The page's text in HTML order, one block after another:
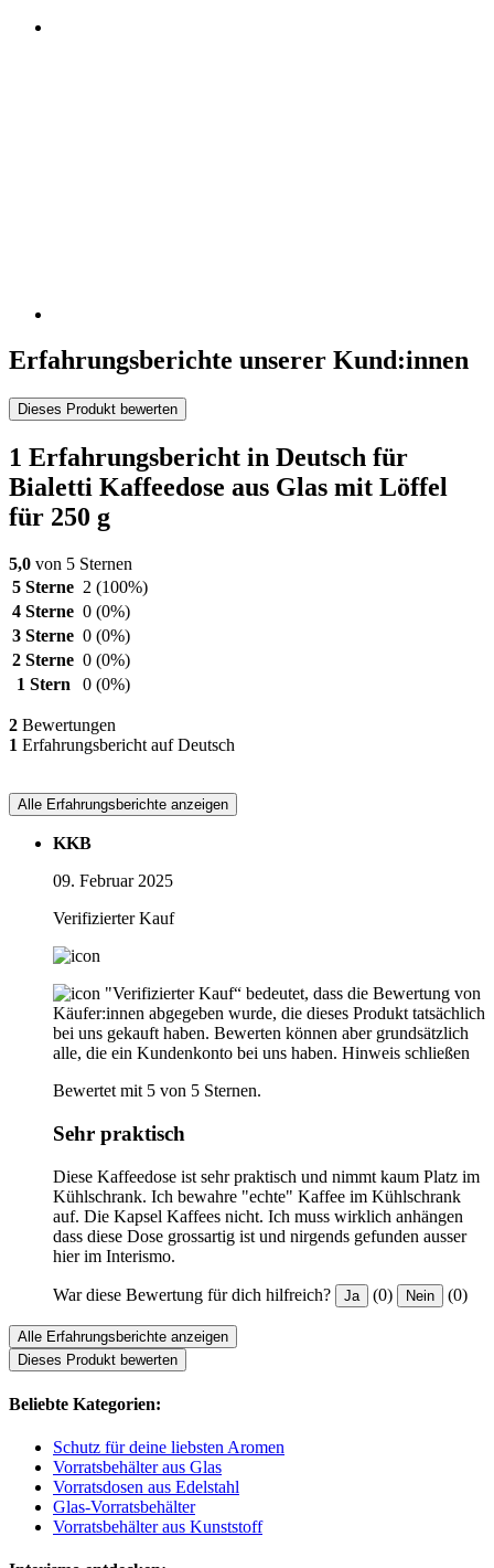
Erfahrungsberichte unserer Kund:innen
Dieses Produkt bewerten
1 Erfahrungsbericht in Deutsch für
Bialetti Kaffeedose aus Glas mit Löffel
für 250 g
5,0 von 5 Sternen
5 Sterne 2 (100%)
4 Sterne 0 (0%)
3 Sterne 0 (0%)
2 Sterne 0 (0%)
1 Stern
0 (0%)
2 Bewertungen
1 Erfahrungsbericht auf Deutsch
Alle Erfahrungsberichte anzeigen
KKB
09. Februar 2025
Verifizierter Kauf
"Verifizierter Kauf“ bedeutet, dass die Bewertung von
Käufer:innen abgegeben wurde, die dieses Produkt tatsächlich
bei uns gekauft haben. Bewerten können aber grundsätzlich
alle, die ein Kundenkonto bei uns haben. Hinweis schließen
Bewertet mit 5 von 5 Sternen.
Sehr praktisch
Diese Kaffeedose ist sehr praktisch und nimmt kaum Platz im
Kühlschrank. Ich bewahre "echte" Kaffee im Kühlschrank
auf. Die Kapsel Kaffees nicht. Ich muss wirklich anhängen
dass diese Dose grossartig ist und nirgends gefunden ausser
hier im Interismo.
War diese Bewertung für dich hilfreich? Ja (0) Nein (0)
Alle Erfahrungsberichte anzeigen
Dieses Produkt bewerten
Beliebte Kategorien:
Schutz für deine liebsten Aromen
Vorratsbehälter aus Glas
Vorratsdosen aus Edelstahl
Glas-Vorratsbehälter
Vorratsbehälter aus Kunststoff